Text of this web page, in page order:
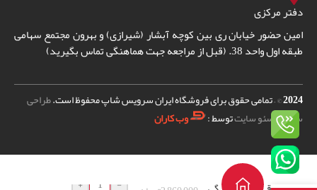
دفتر مرکزی
امین حضور خیابان ری بین کوچه آبشار (شیرازی) و بهرون مجتمع سهامی
طبقه اول واحد 38. (قبل از مراجعه جهت هماهنگی تماس بگیرید)
2024© – تمامی حقوق برای فروشگاه ایران سرویس شاپ محفوظ است.طراحی
سایتوسئو سایتتوسط : وب کاران
بسکت تک کاپ
-
+